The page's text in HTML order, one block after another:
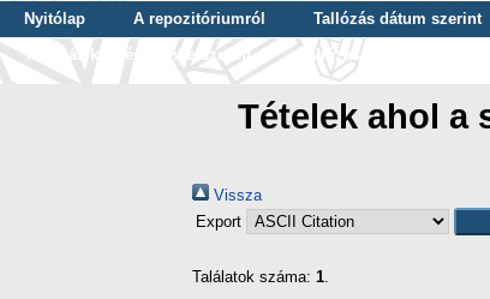
Nyitólap A repozitóriumról Tallózás dátum szerint
Tallózás képzés szintje szerint
Tallózás kulcsszó szerint
Tételek ahol a
Vissza
Export
Találatok száma: 1.